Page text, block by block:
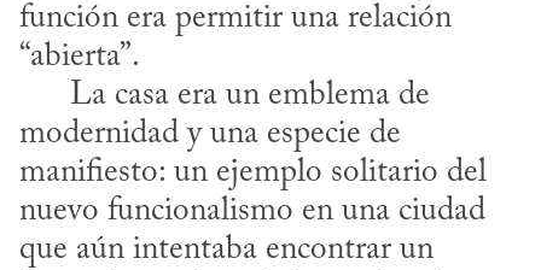
función era permitir una relación
“abierta”.
modernidad y una especie de
manifiesto: un ejemplo solitario del
nuevo funcionalismo en una ciudad
que aún intentaba encontrar un